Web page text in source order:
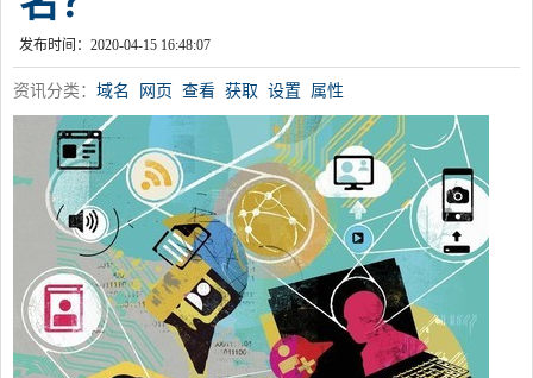
发布时间：2020-04-15 16:48:07
资讯分类： 域名 网页 查看 获取 设置 属性